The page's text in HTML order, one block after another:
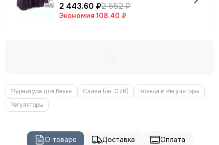
2 443.60 ₽2 552 ₽
Экономия 108.40 ₽
Фурнитура для белья Слива (цв. 076)
Кольца и Регуляторы
Регуляторы
О товаре Доставка Оплата